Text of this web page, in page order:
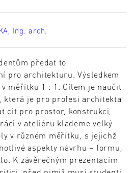
, Ing. arch.
předat to
pro architekturu. Výsledkem
měřítku 1 : 1. Cílem je naučit
která je pro profesi architekta
cit pro prostor, konstrukci,
v ateliéru klademe velký
v různém měřítku, s jejichž
aspekty návrhu – formu,
K závěrečným prezentacím